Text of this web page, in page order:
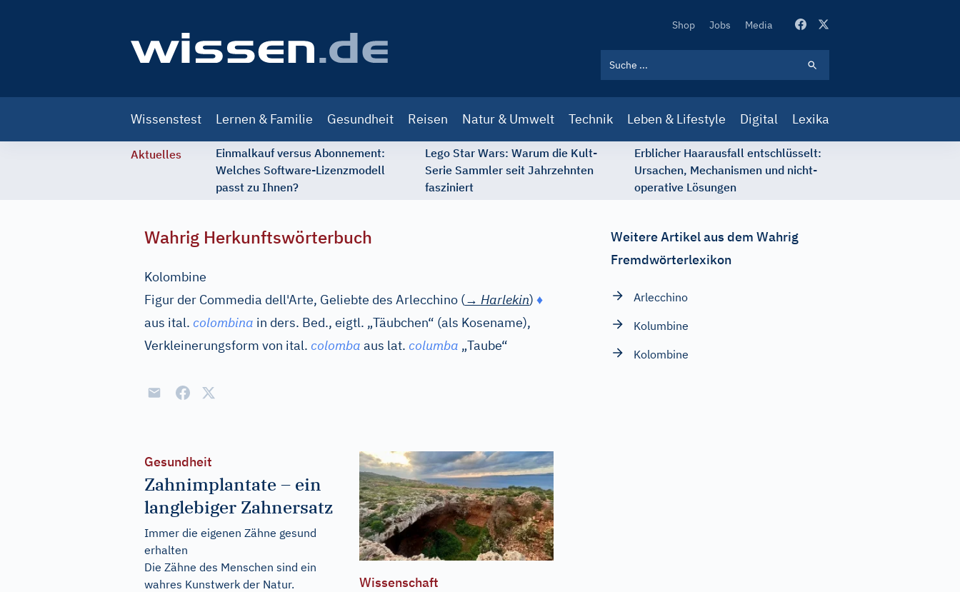
Secondary
Shop Jobs Media
navigation
Wissenstest Lernen & Familie Gesundheit Reisen Natur & Umwelt Technik Leben & Lifestyle Digital Lexika
Aktuelles
Einmalkauf versus Abonnement:
Welches Software-Lizenzmodell
passt zu Ihnen?
Lego Star Wars: Warum die Kult-
Serie Sammler seit Jahrzehnten
fasziniert
Erblicher Haarausfall entschlüsselt:
Ursachen, Mechanismen und nicht-
operative Lösungen
Wahrig Herkunftswörterbuch
Kolombine
Figur der Commedia dell'Arte, Geliebte des Arlecchino (→ Harlekin) ♦
aus ital. colombina in ders. Bed., eigtl. „Täubchen“ (als Kosename),
Verkleinerungsform von ital. colomba aus lat. columba „Taube“
Gesundheit
Zahnimplantate – ein
langlebiger Zahnersatz
Immer die eigenen Zähne gesund
erhalten
Die Zähne des Menschen sind ein
wahres Kunstwerk der Natur.
Wissenschaft
Weitere Artikel aus dem Wahrig
Fremdwörterlexikon
Arlecchino
Kolumbine
Kolombine